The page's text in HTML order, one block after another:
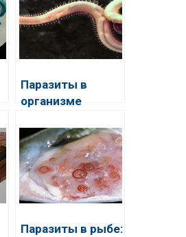
Паразиты в
организме
с описанием
Паразиты в рыбе: